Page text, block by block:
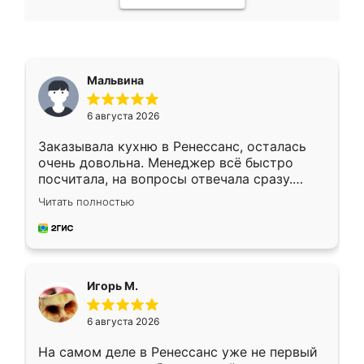
Мальвина
6 августа 2026
Заказывала кухню в Ренессанс, осталась
очень довольна. Менеджер всё быстро
посчитала, на вопросы отвечала сразу.
Замерщик приехал в субботу, подошёл к
делу со всей ответственностью. Собрали
за день, ребята работали аккуратно, даже
Читать полностью
Игорь М.
6 августа 2026
На самом деле в Ренессанс уже не первый